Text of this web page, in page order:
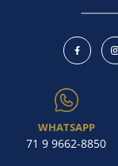
WHATSAPP
71 9 9662-8850